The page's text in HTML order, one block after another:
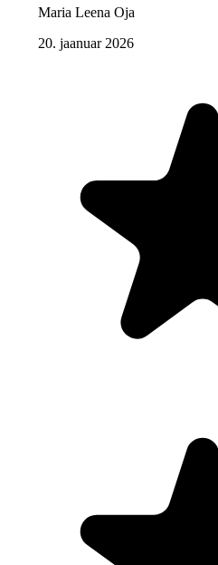
Maria Leena Oja
20. jaanuar 2026